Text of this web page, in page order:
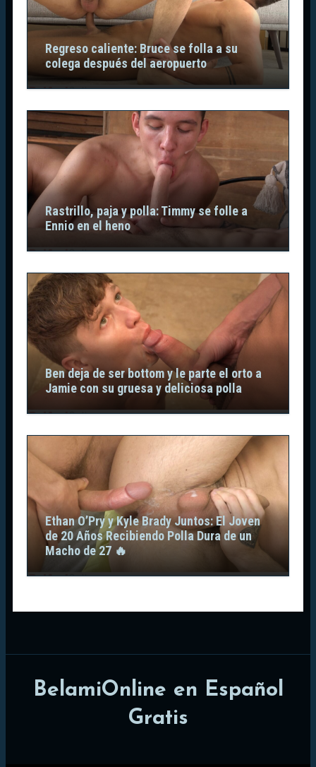
Regreso caliente: Bruce se folla a su
colega después del aeropuerto
Rastrillo, paja y polla: Timmy se folle a
Ennio en el heno
Ben deja de ser bottom y le parte el orto a
Jamie con su gruesa y deliciosa polla
Ethan O’Pry y Kyle Brady Juntos: El Joven
de 20 Años Recibiendo Polla Dura de un
Macho de 27 🔥
BelamiOnline en Español
Gratis